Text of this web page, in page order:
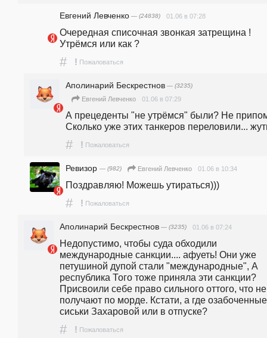
Евгений Левченко — (24838) 01.06 в 07:28
Очередная списочная звонкая затрещина !
Утрёмся или как ?
# ! Пожаловаться
Аполинарий Бескрестнов — (3235)
Евгений Левченко 01.06 в 07:29
А прецеденты "не утрёмся" были? Не
Сколько уже этих танкеров переловили...
# ! Пожаловаться
Ревизор — (982) Евгений Левченко 01.06 в 10:34
Поздравляю! Можешь утираться)))
# ! Пожаловаться
Аполинарий Бескрестнов — (3235) 01.06 в 07:24
Недопустимо, чтобы суда обходили
международные санкции.... афуеть! Они уже
петушиной дупой стали "международные", А
республика Того тоже приняла эти санкции?
Присвоили себе право сильного оттого, что не
получают по морде. Кстати, а где озабоченные
сиськи Захаровой или в отпуске?
# ! Пожаловаться